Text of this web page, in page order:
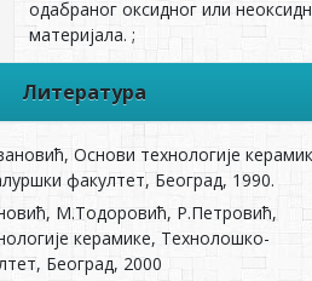
одабраног оксидног или
материјала. ;
Литература
Основи технологије
факултет, Београд, 1990.
М.Тодоровић, Р.Петровић,
керамике, Технолошко-
Београд, 2000